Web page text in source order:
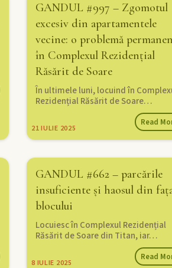
GANDUL #997 – Zgomotul
excesiv din apartamentele
vecine: o problemă
în Complexul Rezidențial
Răsărit de Soare
21IULIE 2025
În ultimele luni, locuind în
Rezidențial Răsărit de Soare…
Read
GANDUL #662 – parcările
insuficiente și haosul din
blocului
8 IULIE 2025
Locuiesc în Complexul Rezidențial
Răsărit de Soare din Titan, iar…
Read